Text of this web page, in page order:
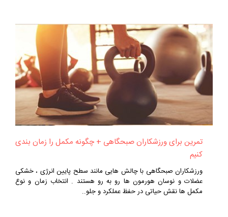
تمرین برای ورزشکاران صبحگاهی + چگونه مکمل را زمان‌ بندی
کنیم
ورزشکاران صبحگاهی با چالش‌ هایی مانند سطح پایین انرژی ، خشکی
عضلات و نوسان هورمون‌ ها رو به‌ رو هستند . انتخاب زمان و نوع
مکمل‌ ها نقش حیاتی در حفظ عملکرد و جلو..